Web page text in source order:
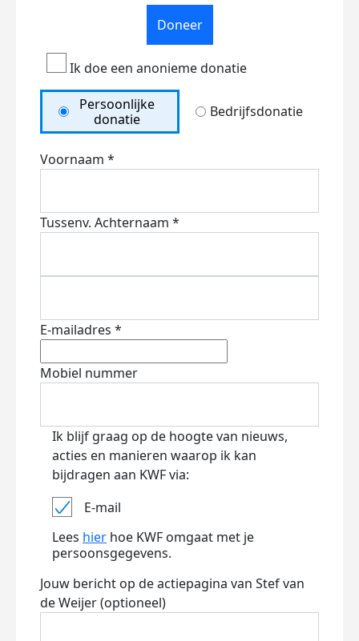
Doneer
Ik doe een anonieme donatie
Persoonlijke
donatie
Bedrijfsdonatie
Voornaam *
Tussenv. Achternaam *
E-mailadres *
Mobiel nummer
Ik blijf graag op de hoogte van nieuws,
acties en manieren waarop ik kan
bijdragen aan KWF via:
E-mail
Lees hier hoe KWF omgaat met je
persoonsgegevens.
Jouw bericht op de actiepagina van Stef van
de Weijer (optioneel)